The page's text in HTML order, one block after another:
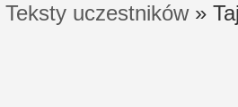
Teksty uczestników»